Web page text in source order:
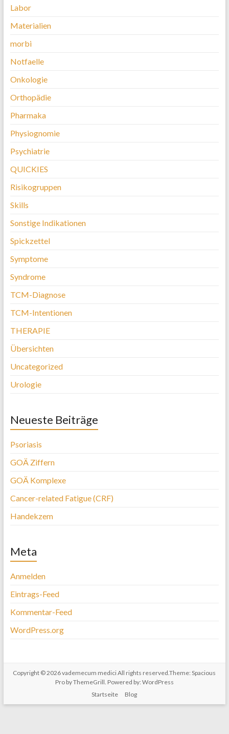
Labor
Materialien
morbi
Notfaelle
Onkologie
Orthopädie
Pharmaka
Physiognomie
Psychiatrie
QUICKIES
Risikogruppen
Skills
Sonstige Indikationen
Spickzettel
Symptome
Syndrome
TCM-Diagnose
TCM-Intentionen
THERAPIE
Übersichten
Uncategorized
Urologie
Neueste Beiträge
Psoriasis
GOÄ Ziffern
GOÄ Komplexe
Cancer-related Fatigue (CRF)
Handekzem
Meta
Anmelden
Eintrags-Feed
Kommentar-Feed
WordPress.org
Copyright © 2026vademecum mediciAll rights reserved.Theme:Spacious
Proby ThemeGrill. Powered by: WordPress
Startseite
Blog